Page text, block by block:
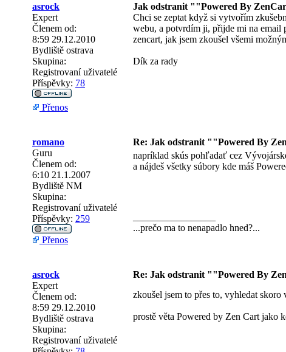
asrock Jak odstranit ""Powered By
Expert
Členem od:
8:59 29.12.2010
Bydliště ostrava
Skupina:
Registrovaní uživatelé
Příspěvky: 78
Chci se zeptat když si vytvořím
webu, a potvrdím ji, přijde mi na email
zencart, jak jsem zkoušel všemi
Dík za rady
Přenos
romano Re: Jak odstranit ""Powered By
Guru
Členem od:
6:10 21.1.2007
Bydliště NM
Skupina:
Registrovaní uživatelé
Příspěvky: 259
napríklad skús pohľadať cez
a nájdeš všetky súbory kde máš
...prečo ma to nenapadlo hned?...
Přenos
asrock Re: Jak odstranit ""Powered By
Expert
Členem od:
8:59 29.12.2010
Bydliště ostrava
Skupina:
Registrovaní uživatelé
zkoušel jsem to přes to, vyhledat skoro
prostě věta Powered by Zen Cart jako